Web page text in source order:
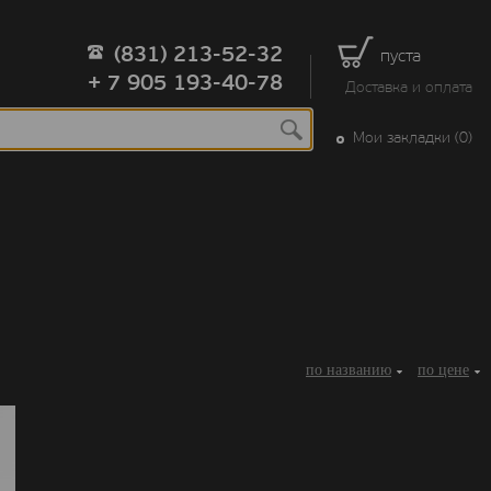
пуста
Доставка и оплата
(831) 213-52-32
+ 7 905 193-40-78
Мои закладки (0)
по названию по цене